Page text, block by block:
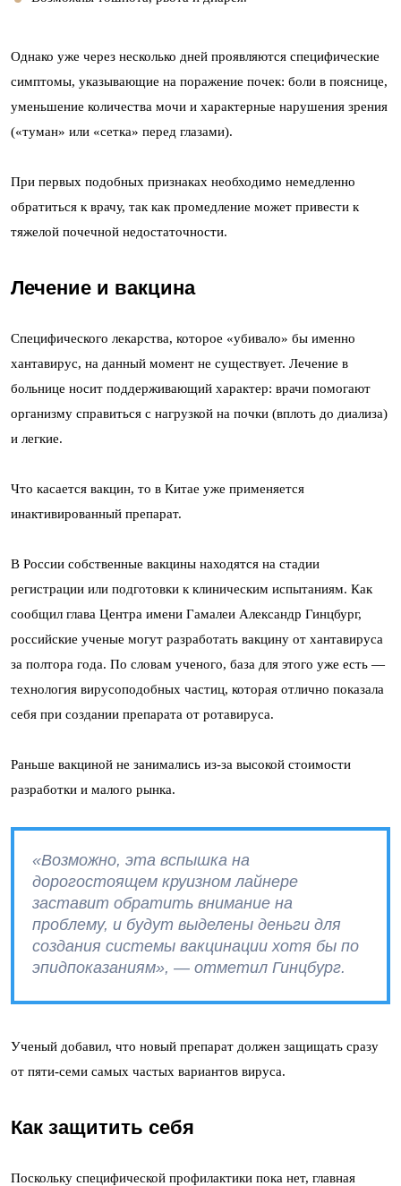
Однако уже через несколько дней проявляются специфические
симптомы, указывающие на поражение почек: боли в пояснице,
уменьшение количества мочи и характерные нарушения зрения
(«туман» или «сетка» перед глазами).
При первых подобных признаках необходимо немедленно
обратиться к врачу, так как промедление может привести к
тяжелой почечной недостаточности.
Лечение и вакцина
Специфического лекарства, которое «убивало» бы именно
хантавирус, на данный момент не существует. Лечение в
больнице носит поддерживающий характер: врачи помогают
организму справиться с нагрузкой на почки (вплоть до диализа)
и легкие.
Что касается вакцин, то в Китае уже применяется
инактивированный препарат.
В России собственные вакцины находятся на стадии
регистрации или подготовки к клиническим испытаниям. Как
сообщил глава Центра имени Гамалеи Александр Гинцбург,
российские ученые могут разработать вакцину от хантавируса
за полтора года. По словам ученого, база для этого уже есть —
технология вирусоподобных частиц, которая отлично показала
себя при создании препарата от ротавируса.
Раньше вакциной не занимались из-за высокой стоимости
разработки и малого рынка.
«Возможно, эта вспышка на
дорогостоящем круизном лайнере
заставит обратить внимание на
проблему, и будут выделены деньги для
создания системы вакцинации хотя бы по
эпидпоказаниям», — отметил Гинцбург.
Ученый добавил, что новый препарат должен защищать сразу
от пяти-семи самых частых вариантов вируса.
Как защитить себя
Поскольку специфической профилактики пока нет, главная